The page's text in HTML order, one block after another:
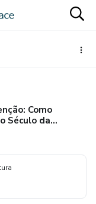
Como
Século da